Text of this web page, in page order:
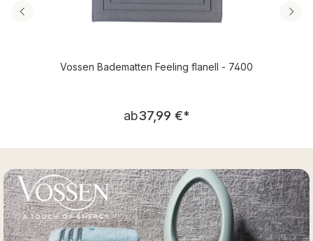
Vossen Badematten Feeling flanell - 7400
Regulärer Preis:
ab37,99 €*